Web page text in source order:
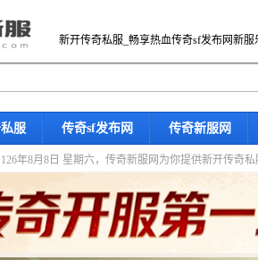
新开传奇私服_畅享热血传奇sf发布网新服
服 传奇sf发布网 传奇新服网
年8月8日 星期六，传奇新服网为你提供新开传奇